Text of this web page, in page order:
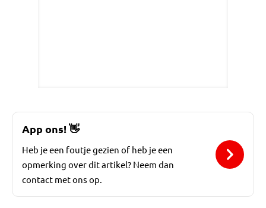
App ons!👋
Heb je een foutje gezien of heb je een
opmerking over dit artikel? Neem dan
contact met ons op.